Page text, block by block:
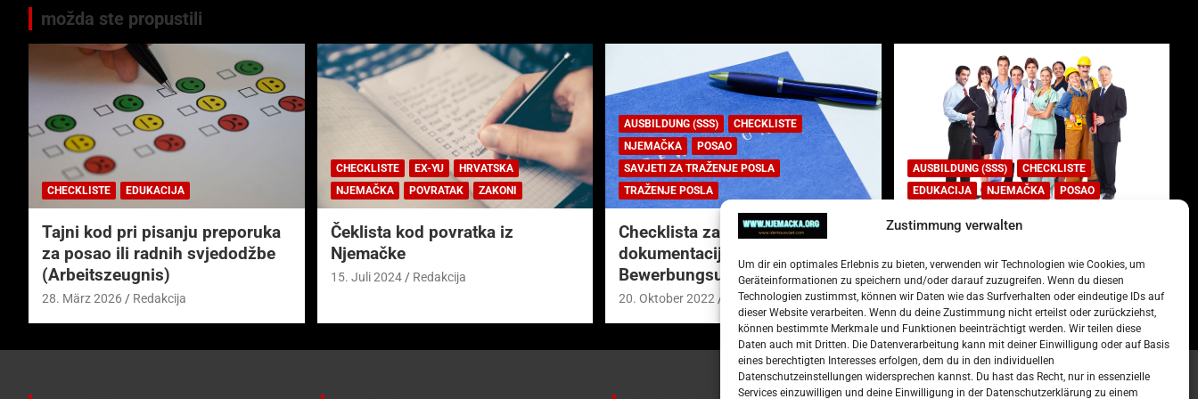
Zustimmung verwalten
Um dir ein optimales Erlebnis zu bieten, verwenden wir Technologien wie Cookies, um
Geräteinformationen zu speichern und/oder darauf zuzugreifen. Wenn du diesen
Technologien zustimmst, können wir Daten wie das Surfverhalten oder eindeutige IDs auf
dieser Website verarbeiten. Wenn du deine Zustimmung nicht erteilst oder zurückziehst,
können bestimmte Merkmale und Funktionen beeinträchtigt werden. Wir teilen diese
Daten auch mit Dritten. Die Datenverarbeitung kann mit deiner Einwilligung oder auf Basis
eines berechtigten Interesses erfolgen, dem du in den individuellen
Datenschutzeinstellungen widersprechen kannst. Du hast das Recht, nur in essenzielle
Services einzuwilligen und deine Einwilligung in der Datenschutzerklärung zu einem
možda ste propustili
CHECKLISTE EDUKACIJA
Tajni kod pri pisanju preporuka
za posao ili radnih svjedodžbe
(Arbeitszeugnis)
28. März 2026 Redakcija
CHECKLISTE EX-YU
HRVATSKA
NJEMAČKA
POVRATAK ZAKONI
Čeklista kod povratka iz
Njemačke
15. Juli 2024 Redakcija
AUSBILDUNG (SSS)
CHECKLISTE
NJEMAČKA
POSAO
SAVJETI ZA TRAŽENJE POSLA
TRAŽENJE POSLA
Checklista za prijavnu
dokumentaciju (njem.
Bewerbungsunterlagen)
20. Oktober 2022 Redakcija
AUSBILDUNG (SSS)
CHECKLISTE
EDUKACIJA
NJEMAČKA POSAO
Lista najtraženijih deficitarnih
15. Oktober 2022 Redakcija